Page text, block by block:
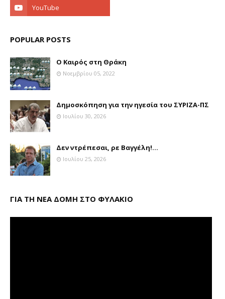
POPULAR POSTS
Ο Καιρός στη Θράκη
Νοεμβρίου 05, 2022
Δημοσκόπηση για την ηγεσία του ΣΥΡΙΖΑ-ΠΣ
Ιουλίου 30, 2026
Δεν ντρέπεσαι, ρε Βαγγέλη!...
Ιουλίου 25, 2026
ΓΙΑ ΤΗ ΝΕΑ ΔΟΜΗ ΣΤΟ ΦΥΛΑΚΙΟ